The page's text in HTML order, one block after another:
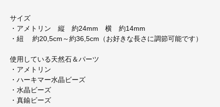
サイズ
・アメトリン 縦 約24mm 横 約14mm
・紐 約20,5cm～約36,5cm（お好きな長さに調節可能です）
使用している天然石＆パーツ
・アメトリン
・ハーキマー水晶ビーズ
・水晶ビーズ
・真鍮ビーズ